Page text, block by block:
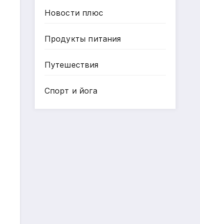
Новости плюс
Продукты питания
Путешествия
Спорт и йога